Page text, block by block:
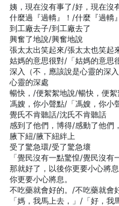
姨，現在沒有事了/好，現在沒
什麼過『過轎』！/什麼『過轎
到工廠去子/到工廠去了
興奮了地說/興奮地說
張太太出笑起來/張太太也笑起
姑媽的意思很對/「姑媽的意思
深入（不，應該說是心靈的深
心靈的深處
暢快，/便絮絮地說/暢快，便絮
馮嫂，你小聲點/「馮嫂，你小
覺氏不肯聽話/沈氏不肯聽話
感到了他們，博得/感動了他們
腋下紐/腋下紐絆上
受了驚急環/受了驚急壞
「覺民沒有一點驚惶/覺民沒有
那就好了，以後你更要小心將
你更要小心將息。
不吃藥就會好的。/不吃藥就會
「媽，我馬上去，」/「好，我